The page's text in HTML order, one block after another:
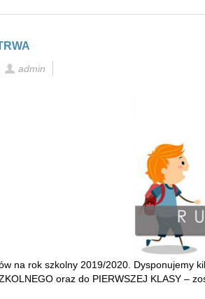
admin
na rok szkolny 2019/2020. Dysponujemy
oraz do PIERWSZEJ KLASY –